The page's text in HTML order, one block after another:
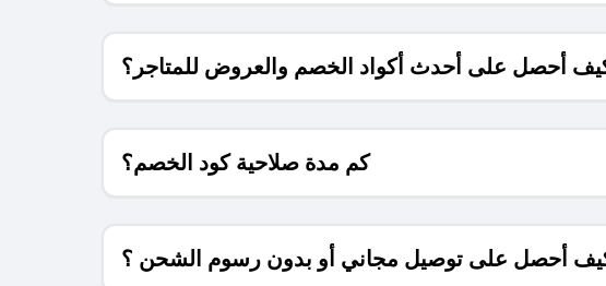
أحصل على أحدث أكواد الخصم والعروض للمتاجر؟
كم مدة صلاحية كود الخصم؟
أحصل على توصيل مجاني أو بدون رسوم الشحن ؟